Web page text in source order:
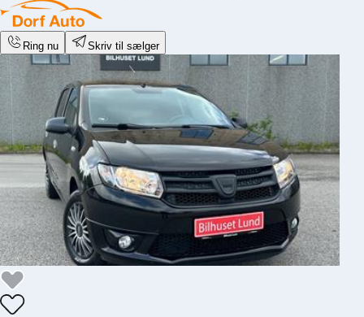
Ring nu Skriv til sælger